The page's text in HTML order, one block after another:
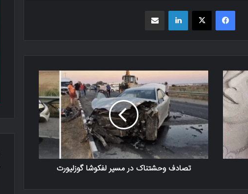
فیسبوک X
تصادف وحشتناک در مسیر لفکوشا گوزلیورت